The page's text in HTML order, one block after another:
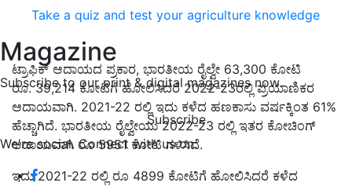
Take a quiz and test your agriculture knowledge
Magazine
Subscribe to our print & digital magazines now
Subscribe
We're social. Connect with us on:
ಟ್ರಾಫಿಕ್ ಆದಾಯದ ಪ್ರಕಾರ, ಭಾರತೀಯ ರೈಲ್ವೇ 63,300 ಕೋಟಿ
ರೂ. 39,214 ಕೋಟಿಗೆ ಹೋಲಿಸಿದರೆ 2022-23ರಲ್ಲಿ ಪ್ರಯಾಣಿಕರ
ಆದಾಯವಾಗಿ. 2021-22 ರಲ್ಲಿ ಇದು ಕಳೆದ ಹಣಕಾಸು ವರ್ಷಕ್ಕಿಂತ 61%
ಹೆಚ್ಚಾಗಿದೆ. ಭಾರತೀಯ ರೈಲ್ವೇಯು 2022-23 ರಲ್ಲಿ ಇತರ ಕೋಚಿಂಗ್
ಆದಾಯವಾಗಿ ರೂ 5951 ಕೋಟಿ ಗಳಿಸಿದೆ.
ಇದು 2021-22 ರಲ್ಲಿ ರೂ 4899 ಕೋಟಿಗೆ ಹೋಲಿಸಿದರೆ ಕಳೆದ